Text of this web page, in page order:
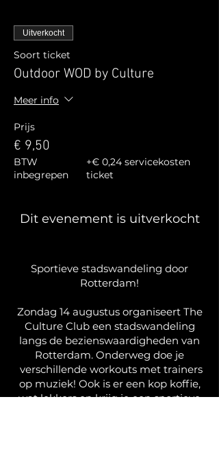
Uitverkocht
Soort ticket
Outdoor WOD by Culture
Meer info
Prijs
€ 9,50
BTW
inbegrepen
+€ 0,24 servicekosten
ticket
Dit evenement is uitverkocht
Sportieve stadswandeling door
Rotterdam!
Zondag 14 augustus organiseert The
Culture Club een stadswandeling
langs de bezienswaardigheden van
Rotterdam. Onderweg doe je
verschillende workouts met trainers
op muziek! Ook is er een kop koffie,
wat lekkers en krijg je een sportieve